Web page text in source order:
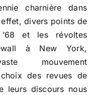
charnière dans
effet, divers points de
’68 et les révoltes
à New York,
mouvement
choix des revues de
leurs discours nous